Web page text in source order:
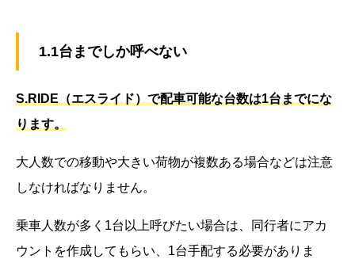
1.1台までしか呼べない
S.RIDE（エスライド）で配車可能な台数は1台までにな
ります。
大人数での移動や大きい荷物が複数ある場合などは注意
しなければなりません。
乗車人数が多く1台以上呼びたい場合は、同行者にアカ
ウントを作成してもらい、1台手配する必要がありま